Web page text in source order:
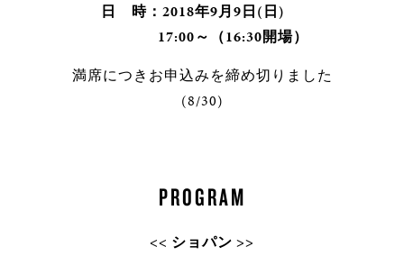
日 時： 2018年9月9日(日)
17:00～（16:30開場）
満席につきお申込みを締め切りました
(8/30)
PROGRAM
<< ショパン >>